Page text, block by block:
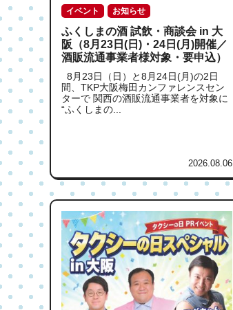
イベント お知らせ
ふくしまの酒 試飲・商談会 in 大
阪（8月23日(日)・24日(月)開催／
酒販流通事業者様対象・要申込）
8月23日（日）と8月24日(月)の2日
間、TKP大阪梅田カンファレンスセン
ターで 関西の酒販流通事業者を対象に
“ふくしまの...
2026.08.06